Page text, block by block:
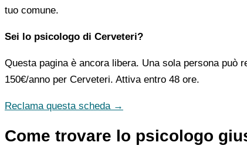
tuo comune.
Sei lo psicologo di Cerveteri?
Questa pagina è ancora libera. Una sola persona
150€/anno per Cerveteri. Attiva entro 48 ore.
Reclama questa scheda →
Come trovare lo psicologo